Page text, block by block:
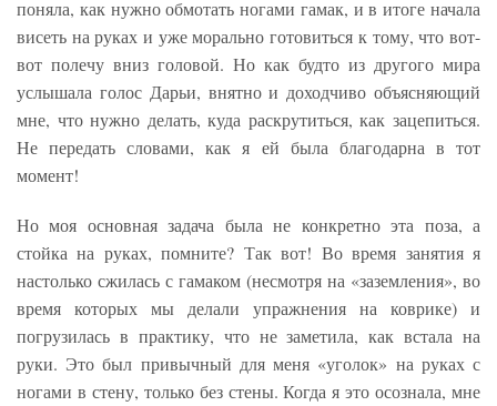
поняла, как нужно обмотать ногами гамак, и в итоге начала
висеть на руках и уже морально готовиться к тому, что вот-
вот полечу вниз головой. Но как будто из другого мира
услышала голос Дарьи, внятно и доходчиво объясняющий
мне, что нужно делать, куда раскрутиться, как зацепиться.
Не передать словами, как я ей была благодарна в тот
момент!
Но моя основная задача была не конкретно эта поза, а
стойка на руках, помните? Так вот! Во время занятия я
настолько сжилась с гамаком (несмотря на «заземления», во
время которых мы делали упражнения на коврике) и
погрузилась в практику, что не заметила, как встала на
руки. Это был привычный для меня «уголок» на руках с
ногами в стену, только без стены. Когда я это осознала, мне